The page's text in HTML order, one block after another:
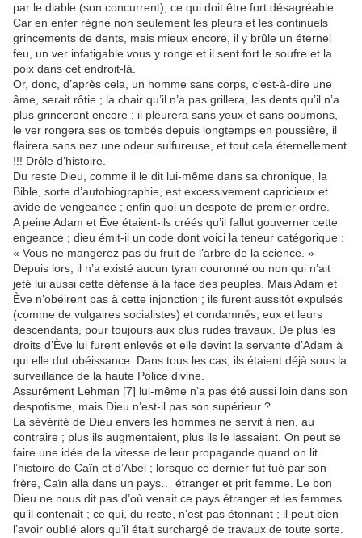
par le diable (son concurrent), ce qui doit être fort désagréable.
Car en enfer règne non seulement les pleurs et les continuels
grincements de dents, mais mieux encore, il y brûle un éternel
feu, un ver infatigable vous y ronge et il sent fort le soufre et la
poix dans cet endroit-là.
Or, donc, d’après cela, un homme sans corps, c’est-à-dire une
âme, serait rôtie ; la chair qu’il n’a pas grillera, les dents qu’il n’a
plus grinceront encore ; il pleurera sans yeux et sans poumons,
le ver rongera ses os tombés depuis longtemps en poussière, il
flairera sans nez une odeur sulfureuse, et tout cela éternellement
!!! Drôle d’histoire.
Du reste Dieu, comme il le dit lui-même dans sa chronique, la
Bible, sorte d’autobiographie, est excessivement capricieux et
avide de vengeance ; enfin quoi un despote de premier ordre.
A peine Adam et Ève étaient-ils créés qu’il fallut gouverner cette
engeance ; dieu émit-il un code dont voici la teneur catégorique :
« Vous ne mangerez pas du fruit de l’arbre de la science. »
Depuis lors, il n’a existé aucun tyran couronné ou non qui n’ait
jeté lui aussi cette défense à la face des peuples. Mais Adam et
Ève n’obéirent pas à cette injonction ; ils furent aussitôt expulsés
(comme de vulgaires socialistes) et condamnés, eux et leurs
descendants, pour toujours aux plus rudes travaux. De plus les
droits d’Ève lui furent enlevés et elle devint la servante d’Adam à
qui elle dut obéissance. Dans tous les cas, ils étaient déjà sous la
surveillance de la haute Police divine.
Assurément Lehman [7] lui-même n’a pas été aussi loin dans son
despotisme, mais Dieu n’est-il pas son supérieur ?
La sévérité de Dieu envers les hommes ne servit à rien, au
contraire ; plus ils augmentaient, plus ils le lassaient. On peut se
faire une idée de la vitesse de leur propagande quand on lit
l’histoire de Caïn et d’Abel ; lorsque ce dernier fut tué par son
frère, Caïn alla dans un pays… étranger et prit femme. Le bon
Dieu ne nous dit pas d’où venait ce pays étranger et les femmes
qu’il contenait ; ce qui, du reste, n’est pas étonnant ; il peut bien
l’avoir oublié alors qu’il était surchargé de travaux de toute sorte.